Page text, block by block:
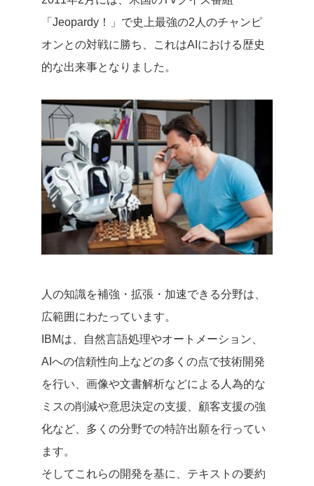
「Jeopardy！」で史上最強の2人のチャンピ
オンとの対戦に勝ち、これはAIにおける歴史
的な出来事となりました。
人の知識を補強・拡張・加速できる分野は、
広範囲にわたっています。
IBMは、自然言語処理やオートメーション、
AIへの信頼性向上などの多くの点で技術開発
を行い、画像や文書解析などによる人為的な
ミスの削減や意思決定の支援、顧客支援の強
化など、多くの分野での特許出願を行ってい
ます。
そしてこれらの開発を基に、テキストの要約